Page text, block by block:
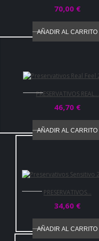
70,00 €
AÑADIR AL CARRITO
PRESERVATIVOS REAL...
46,70 €
AÑADIR AL CARRITO
PRESERVATIVOS...
34,60 €
AÑADIR AL CARRITO